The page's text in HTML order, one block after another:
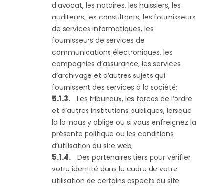
d’avocat, les notaires, les huissiers, les
auditeurs, les consultants, les fournisseurs
de services informatiques, les
fournisseurs de services de
communications électroniques, les
compagnies d’assurance, les services
d’archivage et d’autres sujets qui
fournissent des services à la société;
Les tribunaux, les forces de l’ordre
et d’autres institutions publiques, lorsque
la loi nous y oblige ou si vous enfreignez la
présente politique ou les conditions
d’utilisation du site web;
Des partenaires tiers pour vérifier
votre identité dans le cadre de votre
utilisation de certains aspects du site